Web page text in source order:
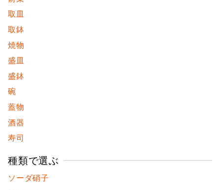
取皿
取鉢
焼物
盛皿
盛鉢
碗
蓋物
酒器
寿司
種類で選ぶ
ソーダ硝子